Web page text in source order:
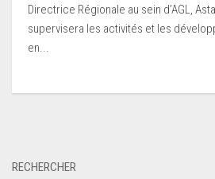
Directrice Régionale au sein d’AGL,
supervisera les activités et les
en...
RECHERCHER